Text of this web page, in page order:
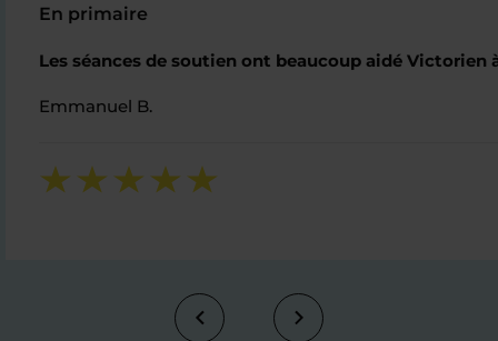
En primaire
Les séances de soutien ont beaucoup aidé
Emmanuel B.